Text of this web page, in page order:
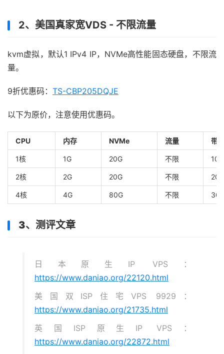
2、美国真家宽VDS - 不限流量
kvm虚拟，默认1 IPv4 IP，NVMe高性能固态硬盘，不限流
量。
9折优惠码： TS-CBP205DQJE
以下为原价，注意使用优惠码。
CPU 内存 NVMe 流量 带
1核 1G 20G 不限
2核 2G 20G 不限
4核 4G 80G 不限
3、测评文章
日本原生IP VPS：
https://www.daniao.org/22120.html
美国双ISP住宅VPS 9929：
https://www.daniao.org/21735.html
英国ISP原生IP VPS：
https://www.daniao.org/22872.html